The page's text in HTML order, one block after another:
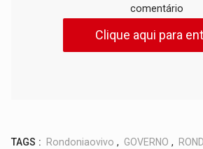
comentário
Clique aqui para
TAGS : Rondoniaovivo , GOVERNO ,